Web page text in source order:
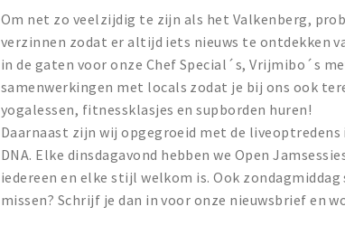
Om net zo veelzijdig te zijn als het Valkenberg,
verzinnen zodat er altijd iets nieuws te ontdekken
in de gaten voor onze Chef Special´s, Vrijmibo´s
samenwerkingen met locals zodat je bij ons ook
yogalessen, fitnessklasjes en supborden huren!
Daarnaast zijn wij opgegroeid met de
DNA. Elke dinsdagavond hebben we Open
iedereen en elke stijl welkom is. Ook
missen? Schrijf je dan in voor onze nieuwsbrief en